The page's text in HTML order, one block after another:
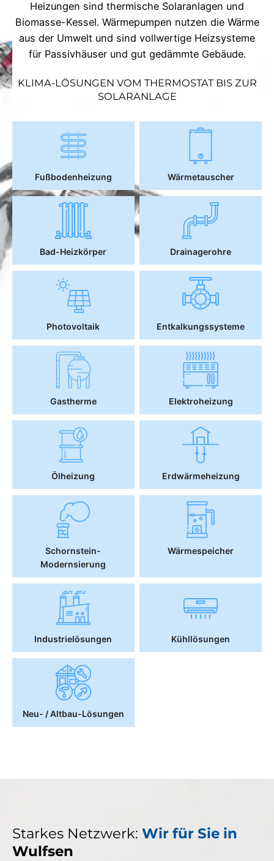
Heizungen sind thermische Solaranlagen und
Biomasse-Kessel. Wärmepumpen nutzen die Wärme
aus der Umwelt und sind vollwertige Heizsysteme
für Passivhäuser und gut gedämmte Gebäude.
KLIMA-LÖSUNGEN VOM THERMOSTAT BIS ZUR
SOLARANLAGE
Fußbodenheizung Wärmetauscher
Bad-Heizkörper Drainagerohre
Photovoltaik Entkalkungssysteme
Gastherme Elektroheizung
Ölheizung Erdwärmeheizung
Schornstein-
Modernsierung
Wärmespeicher
Industrielösungen Kühllösungen
Neu- / Altbau-Lösungen
Starkes Netzwerk: Wir für Sie in
Wulfsen